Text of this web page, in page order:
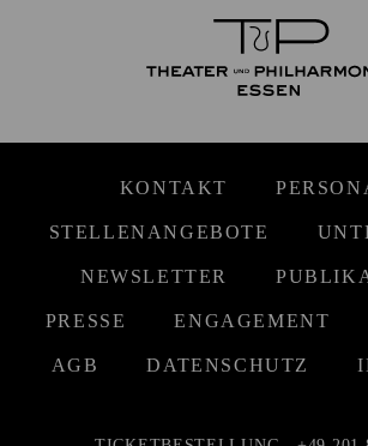
KONTAKT
STELLENANGEBOTE
NEWSLETTER
PRESSE ENGAGEMENT
AGB DATENSCHUTZ